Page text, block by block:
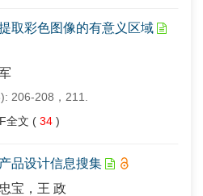
取彩色图像的有意义区域
206-208，211.
全文 ( 34 )
品设计信息搜集
宝，王 政